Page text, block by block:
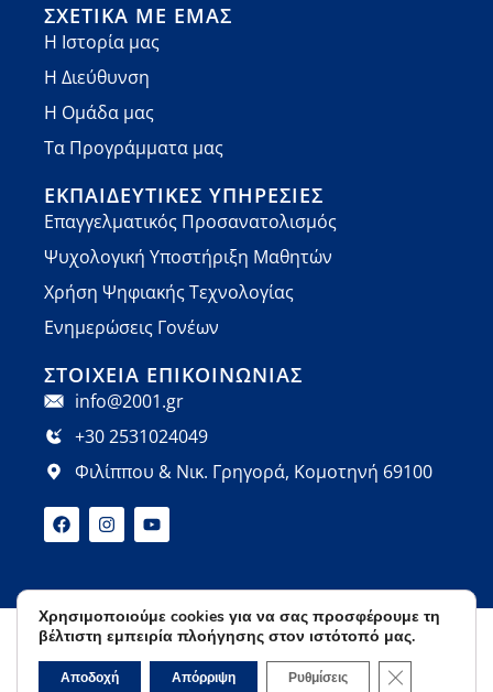
ΣΧΕΤΙΚΆ ΜΕ ΕΜΆΣ
Η Ιστορία μας
Η Διεύθυνση
Η Ομάδα μας
Τα Προγράμματα μας
ΕΚΠΑΙΔΕΥΤΙΚΈΣ ΥΠΗΡΕΣΊΕΣ
Επαγγελματικός Προσανατολισμός
Ψυχολογική Υποστήριξη Μαθητών
Χρήση Ψηφιακής Τεχνολογίας
Ενημερώσεις Γονέων
ΣΤΟΙΧΕΊΑ ΕΠΙΚΟΙΝΩΝΊΑΣ
info@2001.gr
+30 2531024049
Φιλίππου & Νικ. Γρηγορά, Κομοτηνή 69100
© 2026 Φροντιστήρια Ορόσημο | Developed by
Όροι ΧρήσηςΠολιτική Απορρήτου
Χρησιμοποιούμε cookies για να σας προσφέρουμε τη
βέλτιστη εμπειρία πλοήγησης στον ιστότοπό μας.
Αποδοχή Απόρριψη Ρυθμίσεις Κλείσιμο του